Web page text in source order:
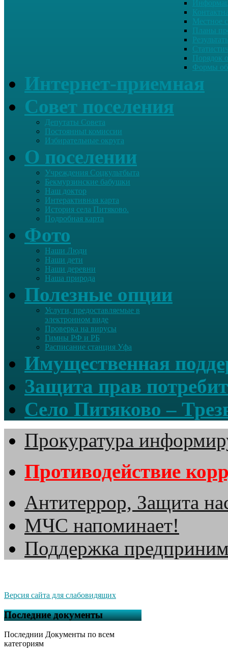
Местное
Планы
Порядок
Формы
Интернет-приемная
Совет поселения
Депутаты Совета
Постоянныt комиссии
Избирательные округа
О поселении
Учреждения Соцкультбыта
Бекмурзинские бабушки
Наш доктор
Интерактивная карта
История села Питяково.
Подробная карта
Фото
Наши Люди
Наши дети
Наши деревни
Наша природа
Полезные опции
Услуги, предоставляемые в
электронном виде
Проверка на вирусы
Гимны РФ и РБ
Расписание станция Уфа
Имущественная
Защита прав
Село Питяково –
Прокуратура
Противодействие
Антитеррор, Защита
МЧС напоминает!
Поддержка
Версия сайта для слабовидящих
Последние документы
Последнии Документы по всем
категориям